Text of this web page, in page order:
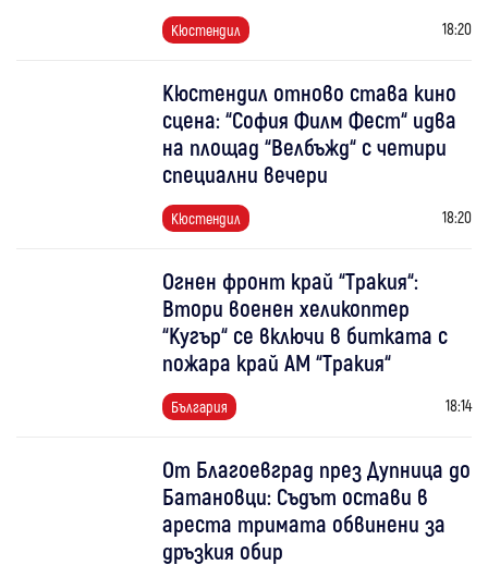
Кюстендил 18:20
Кюстендил отново става кино
сцена: “София Филм Фест“ идва
на площад “Велбъжд“ с четири
специални вечери
Кюстендил 18:20
Огнен фронт край “Тракия“:
Втори военен хеликоптер
“Кугър“ се включи в битката с
пожара край АМ “Тракия“
България 18:14
От Благоевград през Дупница до
Батановци: Съдът остави в
ареста тримата обвинени за
дръзкия обир